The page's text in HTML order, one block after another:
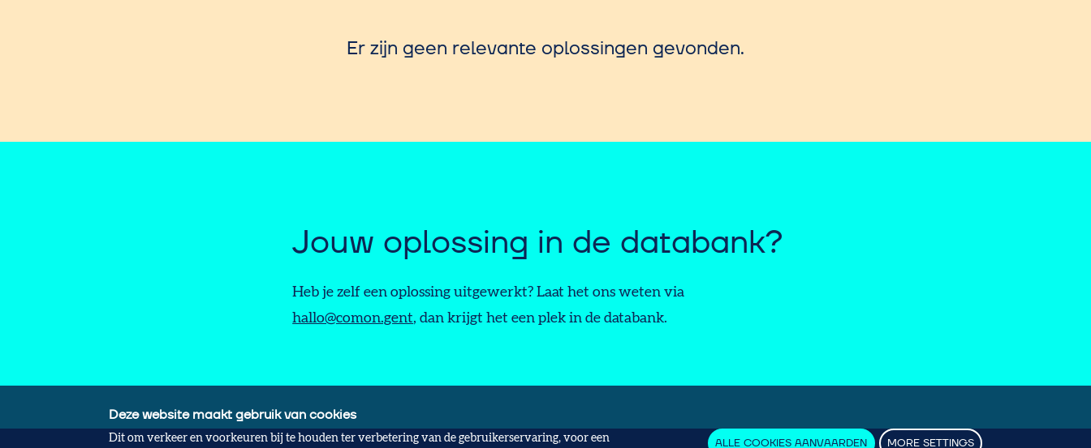
Er zijn geen relevante oplossingen gevonden.
Jouw oplossing in de databank?
Heb je zelf een oplossing uitgewerkt? Laat het ons weten via
hallo@comon.gent, dan krijgt het een plek in de databank.
Deze website maakt gebruik van cookies
Dit om verkeer en voorkeuren bij te houden ter verbetering van de gebruikerservaring, voor een ALLE COOKIES AANVAARDEN MORE SETTINGS